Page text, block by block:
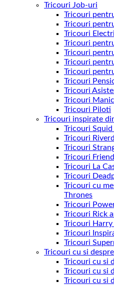
Tricouri Job-uri
Tricouri
Tricouri
Tricouri
Tricouri
Tricouri
Tricouri
Tricouri
Tricouri
Tricouri
Tricouri
Tricouri Piloti
Tricouri inspirate
Tricouri Squid
Tricouri
Tricouri
Tricouri
Tricouri La
Tricouri
Tricouri cu
Thrones
Tricouri
Tricouri Rick
Tricouri
Tricouri
Tricouri
Tricouri cu si
Tricouri cu si
Tricouri cu si
Tricouri cu si